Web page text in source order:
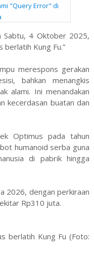
"Query Error" di
Sabtu, 4 Oktober 2025,
berlatih Kung Fu.”
merespons gerakan
bahkan menangkis
alami. Ini menandakan
kecerdasan buatan dan
Optimus pada tahun
humanoid serba guna
di pabrik hingga
2026, dengan perkiraan
Rp310 juta.
berlatih Kung Fu (Foto: